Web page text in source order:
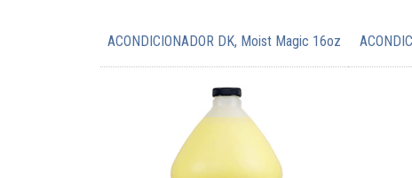
ACONDICIONADOR DK, Moist Magic 16oz